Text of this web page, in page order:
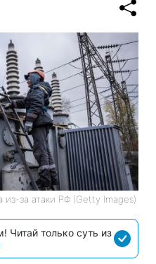
из-за атаки РФ (Getty Images)
Читай только суть из